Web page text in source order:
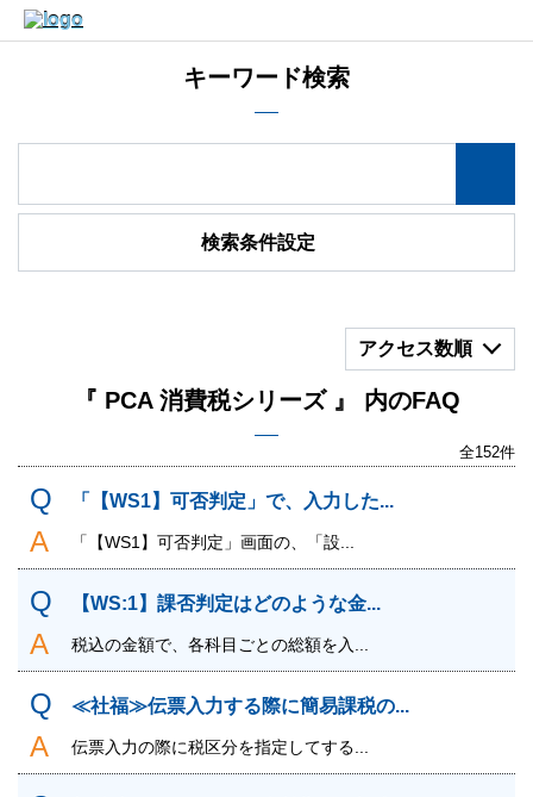
キーワード検索
検索条件設定
アクセス数順
『 PCA 消費税シリーズ 』 内のFAQ
全152件
「【WS1】可否判定」で、入力した...
「【WS1】可否判定」画面の、「設...
【WS:1】課否判定はどのような金...
税込の金額で、各科目ごとの総額を入...
≪社福≫伝票入力する際に簡易課税の...
伝票入力の際に税区分を指定してする...